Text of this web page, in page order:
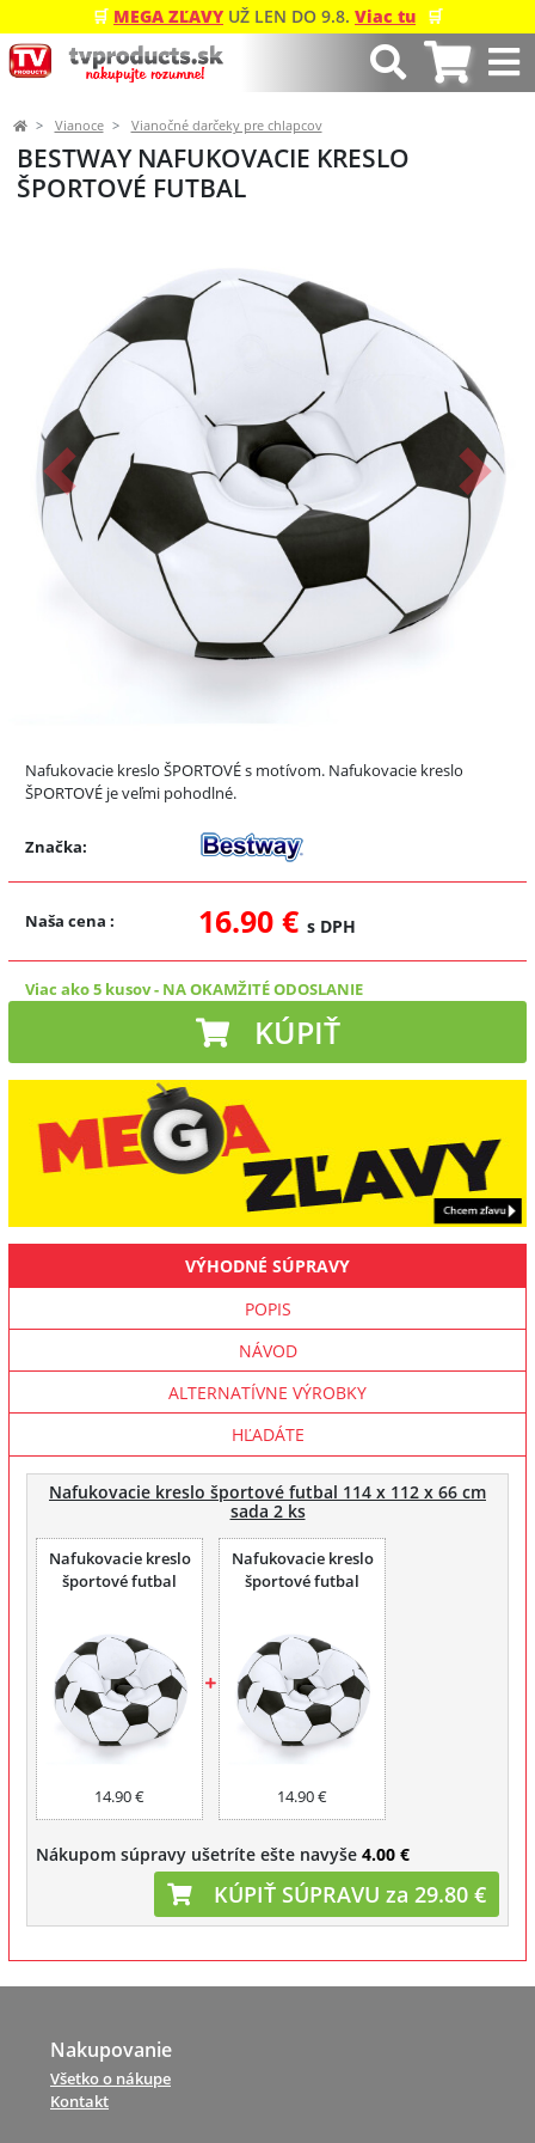
🛒 MEGA ZĽAVY UŽ LEN DO 9.8. Viac tu 🛒
Vianoce Vianočné darčeky pre chlapcov
BESTWAY NAFUKOVACIE KRESLO
ŠPORTOVÉ FUTBAL
Predchádzajúci Ďalší
Nafukovacie kreslo ŠPORTOVÉ s motívom. Nafukovacie kreslo
ŠPORTOVÉ je veľmi pohodlné.
Značka:
Naša cena : 16.90 € s DPH
Viac ako 5 kusov- NA OKAMŽITÉ ODOSLANIE
KÚPIŤ
VÝHODNÉ SÚPRAVY
POPIS
NÁVOD
ALTERNATÍVNE VÝROBKY
HĽADÁTE
Nafukovacie kreslo športové futbal 114 x 112 x 66 cm
sada 2 ks
Nafukovacie kreslo
športové futbal
14.90 €
Nafukovacie kreslo
športové futbal
14.90 €
Nákupom súpravy ušetríte ešte navyše 4.00 €
KÚPIŤ SÚPRAVU za 29.80 €
Nakupovanie
Všetko o nákupe
Kontakt